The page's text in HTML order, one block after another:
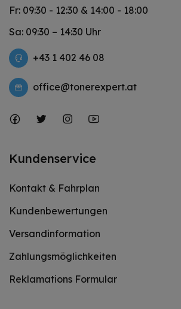
Fr: 09:30 - 12:30 & 14:00 - 18:00
Sa: 09:30 – 14:30 Uhr
+43 1 402 46 08
office@tonerexpert.at
Kundenservice
Kontakt & Fahrplan
Kundenbewertungen
Versandinformation
Zahlungsmöglichkeiten
Reklamations Formular